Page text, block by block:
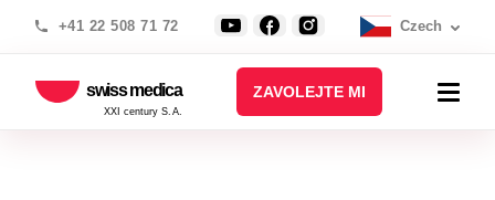
+41 22 508 71 72 Czech
swiss medica
XXI century S.A.
ZAVOLEJTE MI